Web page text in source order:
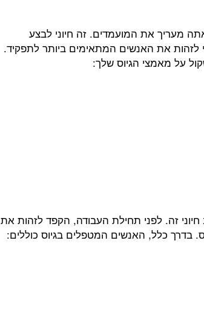
אתה מעריך את המועמדים. זה חיוני לבצע
את האנשים המתאימים ביותר לתפקיד.
על מאמצי הגיוס שלך:
זה. לפני תחילת העבודה, הקפד לזהות את
בדרך כלל, האנשים המטפלים בגיוס כוללים: